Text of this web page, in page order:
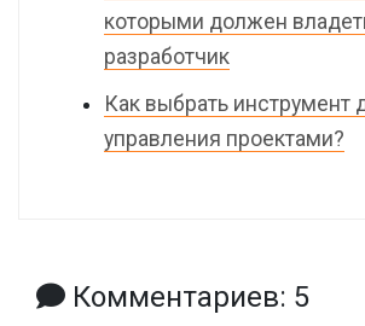
которыми должен
разработчик
Как выбрать инструмент
управления проектами?
Комментариев: 5